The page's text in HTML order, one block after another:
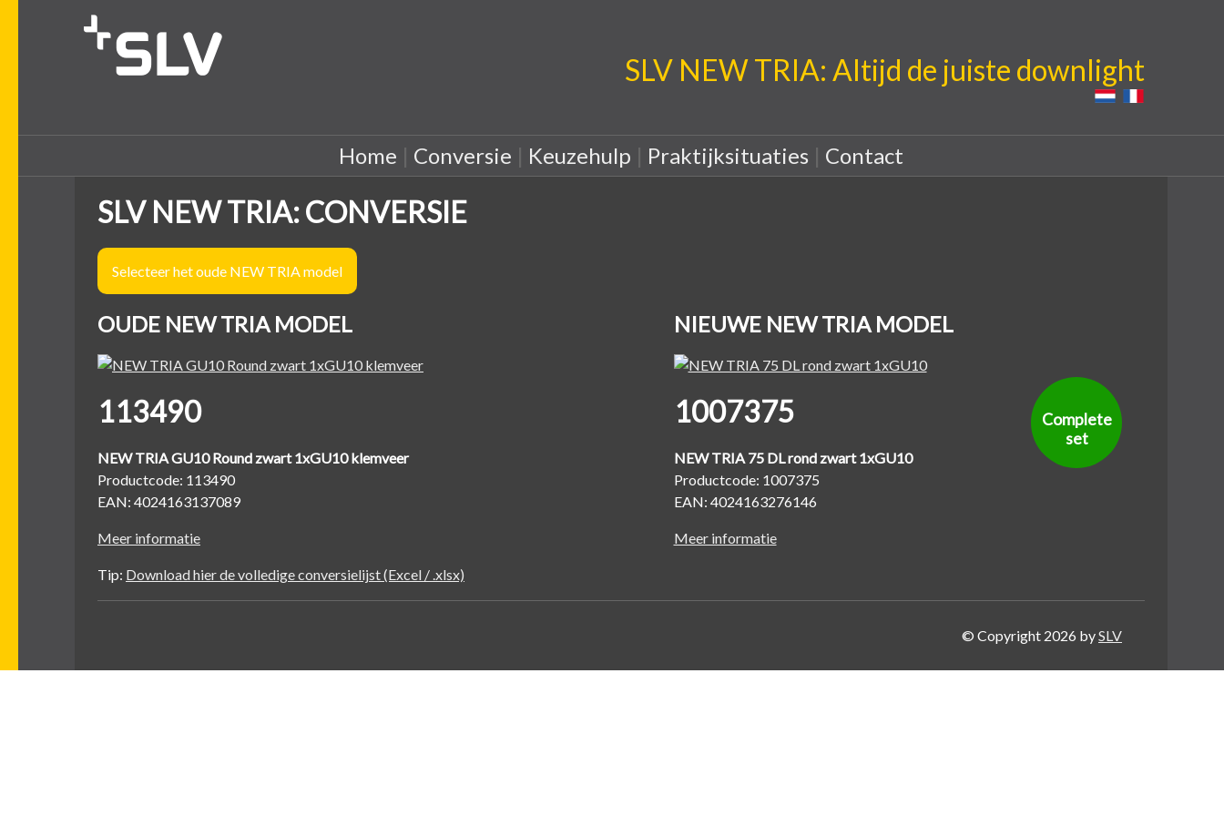
SLV NEW TRIA: Altijd de juiste downlight
Home | Conversie | Keuzehulp | Praktijksituaties | Contact
SLV NEW TRIA: CONVERSIE
Selecteer het oude NEW TRIA model
OUDE NEW TRIA MODEL
113490
NEW TRIA GU10 Round zwart 1xGU10 klemveer
Productcode: 113490
EAN: 4024163137089
Meer informatie
NIEUWE NEW TRIA MODEL
Complete
set
1007375
NEW TRIA 75 DL rond zwart 1xGU10
Productcode: 1007375
EAN: 4024163276146
Meer informatie
Tip: Download hier de volledige conversielijst (Excel / .xlsx)
© Copyright 2026 bySLV